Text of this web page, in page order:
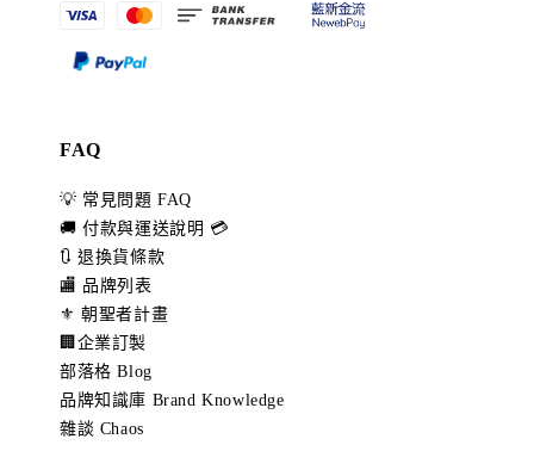
FAQ
💡 常見問題 FAQ
🚚 付款與運送說明 💳
🔃 退換貨條款
🏬 品牌列表
⚜️ 朝聖者計畫
🏢企業訂製
部落格 Blog
品牌知識庫 Brand Knowledge
雜談 Chaos